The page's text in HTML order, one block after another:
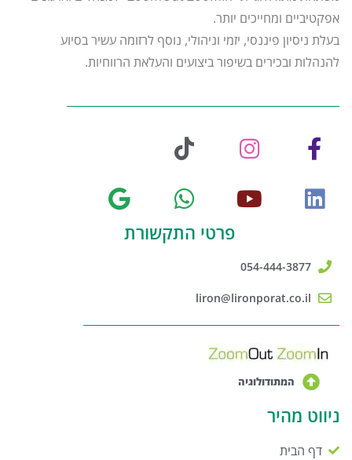
אפקטיביים ומחייכים יותר.
בעלת ניסיון פיננסי, יזמי וניהולי, נוסף לרזומה עשיר בסיוע
להנהלות ובכירים בשיפור ביצועים והעלאת הרווחיות.
פרטי התקשורת
054-444-3877
liron@lironporat.co.il
המתודולוגיה
ניווט מהיר
דף הבית